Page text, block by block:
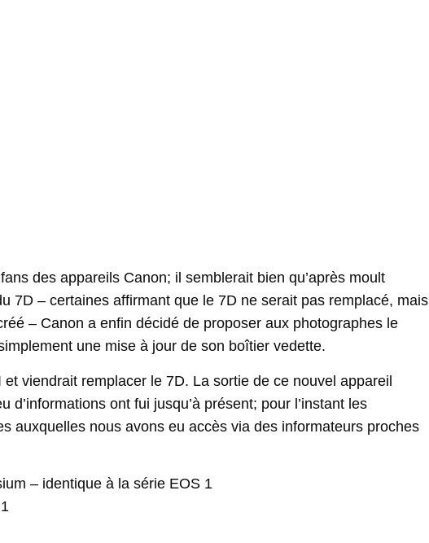
des appareils Canon; il semblerait bien qu’après moult
7D – certaines affirmant que le 7D ne serait pas remplacé, mais
– Canon a enfin décidé de proposer aux photographes le
une mise à jour de son boîtier vedette.
viendrait remplacer le 7D. La sortie de ce nouvel appareil
d’informations ont fui jusqu’à présent; pour l’instant les
auxquelles nous avons eu accès via des informateurs proches
– identique à la série EOS 1